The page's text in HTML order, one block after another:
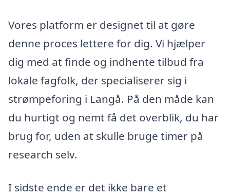
Vores platform er designet til at gøre
denne proces lettere for dig. Vi hjælper
dig med at finde og indhente tilbud fra
lokale fagfolk, der specialiserer sig i
strømpeforing i Langå. På den måde kan
du hurtigt og nemt få det overblik, du har
brug for, uden at skulle bruge timer på
research selv.
I sidste ende er det ikke bare et